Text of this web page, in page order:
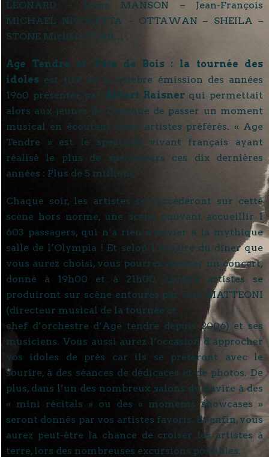
LEONARD – Jeane MANSON – Jean-François
MICHAEL NICOLETTA – OTTAWAN – SHEILA –
STONE Michèle TORR… .
Age Tendre et Tête de Bois : la tournée des
idoles est tiré de la célèbre émission des années
1960 présentée par Albert Raisnerqui permettait
alors aux jeunes de l’époque de passer un moment
musical en écoutant leurs artistes préférés. « Age
Tendre » est le spectacle vivant français ayant
réalisé le plus de spectateurs ces dix dernières
années : Plus de 5 millions !
Chaque soir, les artistes se succéderont sur cette
scène hors norme, une scène pouvant accueillir 1
603 passagers, qui n’a rien à envier à la mythique
salle de l’Olympia ! Et selon l’horaire du dîner que
vous aurez choisi, vous pourrez assister un concert,
donné à 19h00 et à 21h00. Quatre artistes se
produiront sur scène entourés par Guy MATTEONI
(directeur musical de la tournée et
chef d’orchestre d’Age tendre depuis 2006) et ses
musiciens. Vous aussi aurez l’occasion d’approcher
vos idoles de près car ils se prêteront avec le
sourire, à des séances de dédicaces et de photos. De
plus, dans l’un des nombreux salons du navire à des
« mini récitals » ou des « moments showcases »
seront donnés par vos artistes favoris. Et enfin, vous
aurez peut-être la chance de croiser les artistes à
terre, lors des nombreuses excursions possibles.